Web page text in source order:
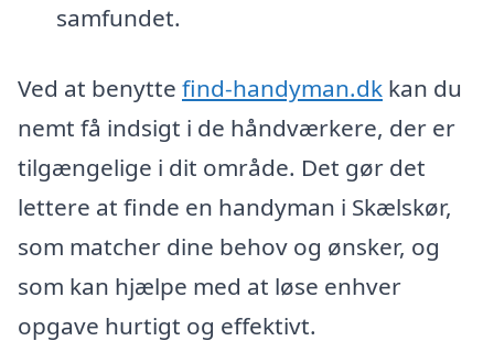
samfundet.
Ved at benytte find-handyman.dk kan du
nemt få indsigt i de håndværkere, der er
tilgængelige i dit område. Det gør det
lettere at finde en handyman i Skælskør,
som matcher dine behov og ønsker, og
som kan hjælpe med at løse enhver
opgave hurtigt og effektivt.